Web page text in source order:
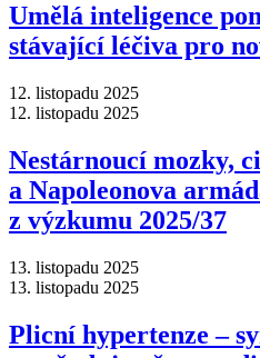
Umělá inteligence
stávající léčiva pro
12. listopadu 2025
12. listopadu 2025
Nestárnoucí mozky,
a Napoleonova
z výzkumu 2025/37
13. listopadu 2025
13. listopadu 2025
Plicní hypertenze –⁠